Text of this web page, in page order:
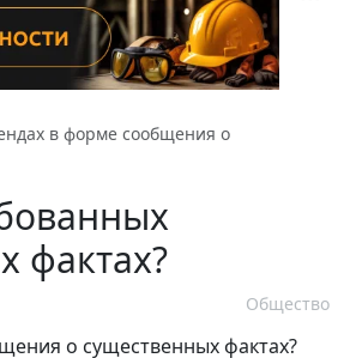
в форме сообщения о
фактах?
Общество